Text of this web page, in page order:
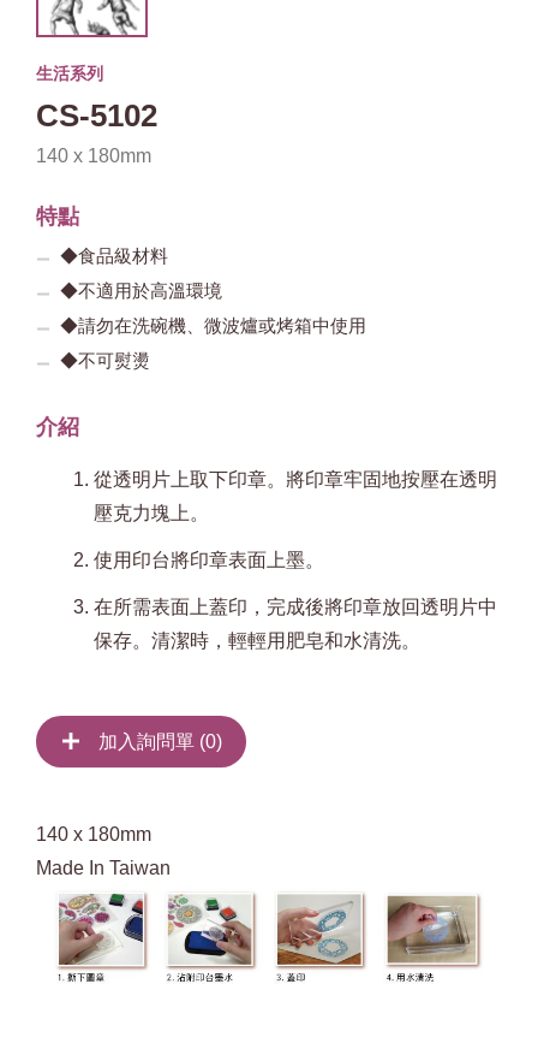
生活系列
CS-5102
140 x 180mm
特點
◆食品級材料
◆不適用於高溫環境
◆請勿在洗碗機、微波爐或烤箱中使用
◆不可熨燙
介紹
從透明片上取下印章。將印章牢固地按壓在透明
壓克力塊上。
使用印台將印章表面上墨。
在所需表面上蓋印，完成後將印章放回透明片中
保存。清潔時，輕輕用肥皂和水清洗。
加入詢問單 (0)
140 x 180mm
Made In Taiwan